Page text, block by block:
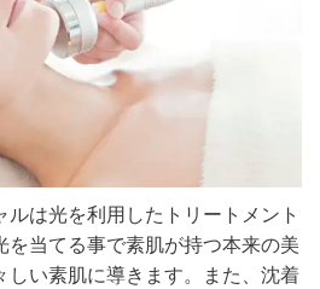
ルは光を利用したトリートメント
を当てる事で素肌が持つ本来の美
しい素肌に導きます。また、沈着